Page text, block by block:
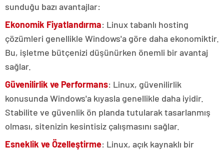
sunduğu bazı avantajlar:
Ekonomik Fiyatlandırma: Linux tabanlı hosting
çözümleri genellikle Windows'a göre daha ekonomiktir.
Bu, işletme bütçenizi düşünürken önemli bir avantaj
sağlar.
Güvenilirlik ve Performans: Linux, güvenilirlik
konusunda Windows'a kıyasla genellikle daha iyidir.
Stabilite ve güvenlik ön planda tutularak tasarlanmış
olması, sitenizin kesintisiz çalışmasını sağlar.
Esneklik ve Özelleştirme: Linux, açık kaynaklı bir